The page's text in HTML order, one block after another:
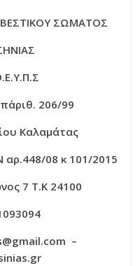
ΣΩΜΑΤΟΣ
206/99
Καλαμάτας
08 κ 101/2015
7 Τ.Κ 24100
–